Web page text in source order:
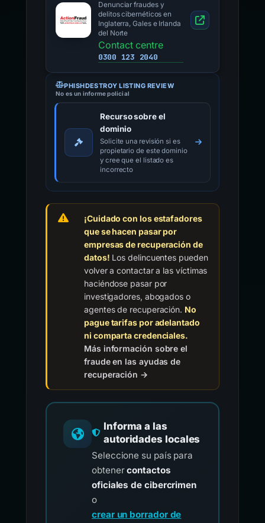
Denunciar fraudes y
delitos cibernéticos en
Inglaterra, Gales e Irlanda
del Norte
Contact centre
0300 123 2040
PHISHDESTROY LISTING REVIEW
No es un informe policial
Recurso sobre el
dominio
Solicite una revisión si es
propietario de este dominio
y cree que el listado es
incorrecto
¡Cuidado con los estafadores
que se hacen pasar por
empresas de recuperación de
datos! Los delincuentes pueden
volver a contactar a las víctimas
haciéndose pasar por
investigadores, abogados o
agentes de recuperación. No
pague tarifas por adelantado
ni comparta credenciales.
Más información sobre el
fraude en las ayudas de
recuperación →
Informa a las
autoridades locales
Seleccione su país para
obtenercontactos
oficiales de cibercrimen
o
crear un borrador de